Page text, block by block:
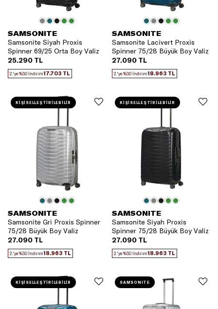
SAMSONITE
Samsonite Siyah Proxis
Spinner 69/25 Orta Boy Valiz
25.290 TL
2.'ye %30 İndirim17.703 TL
SAMSONITE
Samsonite Lacivert Proxis
Spinner 75/28 Büyük Boy Valiz
27.090 TL
2.'ye %30 İndirim18.963 TL
SAMSONITE
Samsonite Gri Proxis Spinner
75/28 Büyük Boy Valiz
27.090 TL
2.'ye %30 İndirim18.963 TL
KİŞİSELLEŞTİRİLEBİLİR
SAMSONITE
Samsonite Siyah Proxis
Spinner 75/28 Büyük Boy Valiz
27.090 TL
2.'ye %30 İndirim18.963 TL
KİŞİSELLEŞTİRİLEBİLİR
KİŞİSELLEŞTİRİLEBİLİR SAMSONITE